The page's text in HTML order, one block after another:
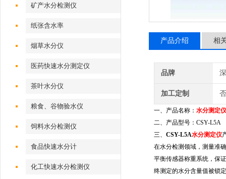
矿产水分检测仪
纸张含水率
烟草水分仪
医药快速水分测定仪
茶叶水分仪
粮食、谷物验水仪
饲料水分检测仪
食品快速水分计
化工快速水分检测仪
产品介绍 相
品牌
加工定制 否
一、产品名称： 水分测定仪
二、产品型号： CSY-L5A
三、 CSY-L5A水分测定仪
在水分检测领域，测量准
平衡传感器称重系统，保
终测定的水分含量值被锁